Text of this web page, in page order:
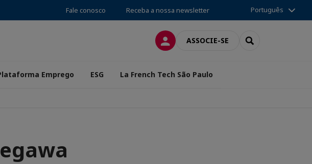
Fale conosco Receba a nossa newsletter Português
CONEXÃOASSOCIE-SE SEARCH
Emprego ESG La French Tech São Paulo